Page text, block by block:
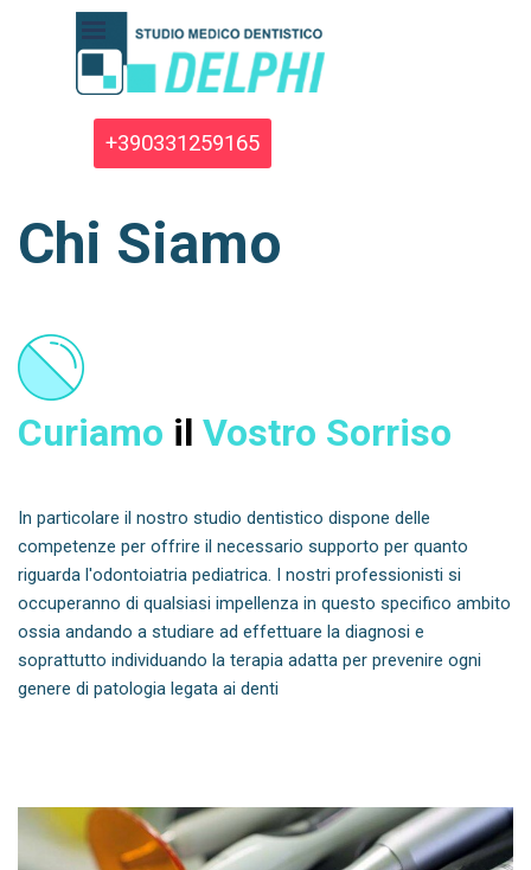
Vai ai contenuti
Salta menù
+390331259165
Chi Siamo
Curiamo il Vostro Sorriso
In particolare il nostro studio dentistico dispone delle
competenze per offrire il necessario supporto per quanto
riguarda l'odontoiatria pediatrica. I nostri professionisti si
occuperanno di qualsiasi impellenza in questo specifico ambito
ossia andando a studiare ad effettuare la diagnosi e
soprattutto individuando la terapia adatta per prevenire ogni
genere di patologia legata ai denti